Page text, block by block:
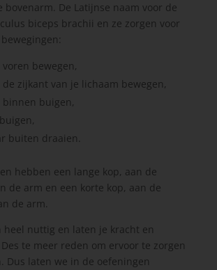
bovenarm. De Latijnse naam voor de
biceps brachii en ze zorgen voor
voren bewegen,
de zijkant van je lichaam bewegen,
binnen buigen,
buiten draaien.
hebben een lange kop, aan de
de arm en een korte kop, aan de
de arm.
heel nuttig en laten je kracht en
te meer reden om ervoor te zorgen
Dus laten we in de oefeningen